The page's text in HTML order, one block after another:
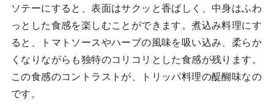
ソテーにすると、表面はサクッと香ばしく、中身はふわ
っとした食感を楽しむことができます。煮込み料理にす
ると、トマトソースやハーブの風味を吸い込み、柔らか
くなりながらも独特のコリコリとした食感が残ります。
この食感のコントラストが、トリッパ料理の醍醐味なの
です。